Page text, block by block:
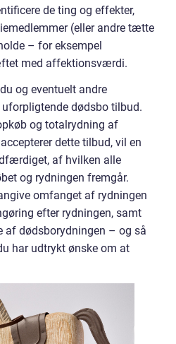
de ting og effekter,
(eller andre tætte
– for eksempel
med affektionsværdi.
og eventuelt andre
dødsbo tilbud.
og totalrydning af
dette tilbud, vil en
af hvilken alle
og rydningen fremgår.
omfanget af rydningen
efter rydningen, samt
dødsborydningen – og så
har udtrykt ønske om at